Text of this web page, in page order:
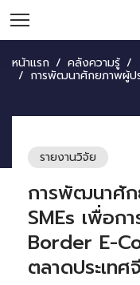
หน้าแรก คลังความรู้
การพัฒนาศักยภาพผู้ประกอบการ SMEs เพื่อการใช้ประโยชน์จาก Cross
รายงานวิจัย
การพัฒนาศัก
SMEs เพื่อก
Border E-
ตลาดประเทศ